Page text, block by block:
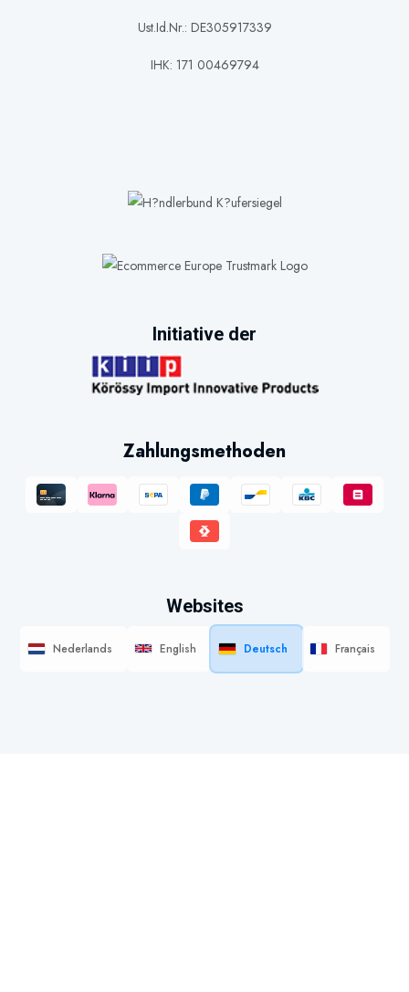
Ust.Id.Nr.: DE305917339
IHK: 171 00469794
Initiative der
Zahlungsmethoden
Websites
Nederlands English Deutsch Français